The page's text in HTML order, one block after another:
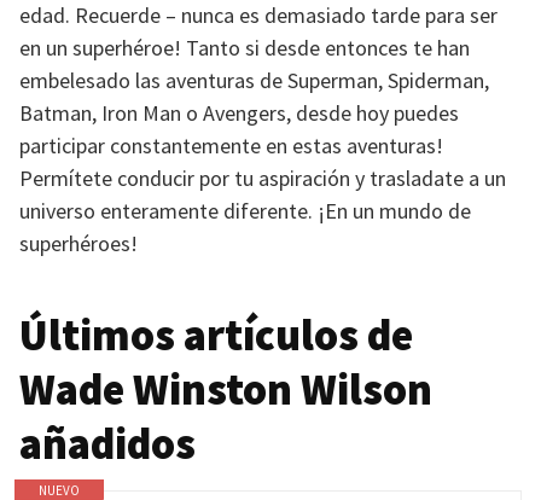
edad. Recuerde – nunca es demasiado tarde para ser
en un superhéroe! Tanto si desde entonces te han
embelesado las aventuras de Superman, Spiderman,
Batman, Iron Man o Avengers, desde hoy puedes
participar constantemente en estas aventuras!
Permítete conducir por tu aspiración y trasladate a un
universo enteramente diferente. ¡En un mundo de
superhéroes!
Últimos artículos de
Wade Winston Wilson
añadidos
NUEVO